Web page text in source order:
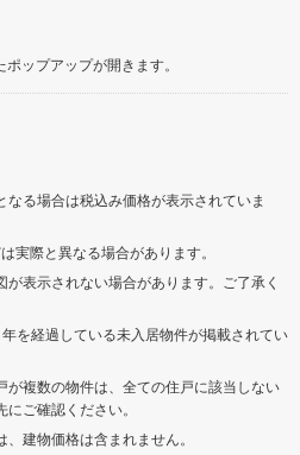
ップアップが開きます。
る場合は税込み価格が表示されていま
実際と異なる場合があります。
表示されない場合があります。ご了承く
を経過している未入居物件が掲載されてい
が複数の物件は、全ての住戸に該当しない
ご確認ください。
建物価格は含まれません。